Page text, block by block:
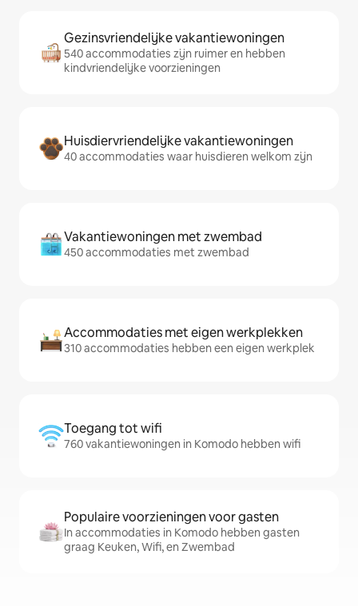
Gezinsvriendelijke vakantiewoningen
540 accommodaties zijn ruimer en hebben
kindvriendelijke voorzieningen
Huisdiervriendelijke vakantiewoningen
40 accommodaties waar huisdieren welkom zijn
Vakantiewoningen met zwembad
450 accommodaties met zwembad
Accommodaties met eigen werkplekken
310 accommodaties hebben een eigen werkplek
Toegang tot wifi
760 vakantiewoningen in Komodo hebben wifi
Populaire voorzieningen voor gasten
In accommodaties in Komodo hebben gasten
graag Keuken, Wifi, en Zwembad